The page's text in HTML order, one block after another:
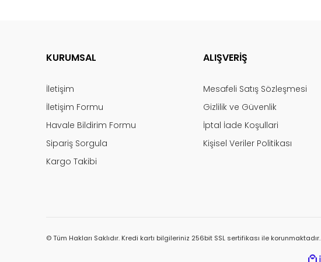
KURUMSAL
İletişim
İletişim Formu
Havale Bildirim Formu
Sipariş Sorgula
Kargo Takibi
ALIŞVERİŞ
Mesafeli Satış Sözleşmesi
Gizlilik ve Güvenlik
İptal İade Koşullari
Kişisel Veriler Politikası
© Tüm Hakları Saklıdır. Kredi kartı bilgileriniz 256bit SSL sertifikası ile korunmaktadır.